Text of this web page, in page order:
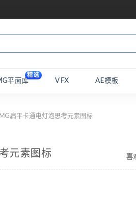
平面库
精选
VFX AE模板
扁平卡通电灯泡思考元素图标
喜
元素图标